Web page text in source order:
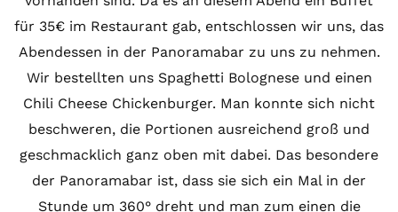
für 35€ im Restaurant gab, entschlossen wir uns, das
Abendessen in der Panoramabar zu uns zu nehmen.
Wir bestellten uns Spaghetti Bolognese und einen
Chili Cheese Chickenburger. Man konnte sich nicht
beschweren, die Portionen ausreichend groß und
geschmacklich ganz oben mit dabei. Das besondere
der Panoramabar ist, dass sie sich ein Mal in der
Stunde um 360° dreht und man zum einen die